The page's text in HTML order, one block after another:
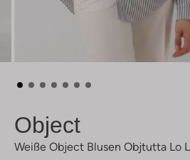
Object
Weiße Object Blusen Objtutta Lo